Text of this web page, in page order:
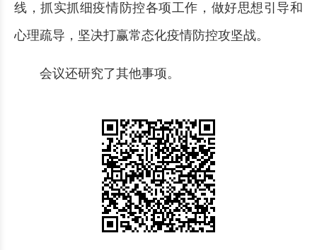
线，抓实抓细疫情防控各项工作，做好思想引导和
心理疏导，坚决打赢常态化疫情防控攻坚战。
会议还研究了其他事项。